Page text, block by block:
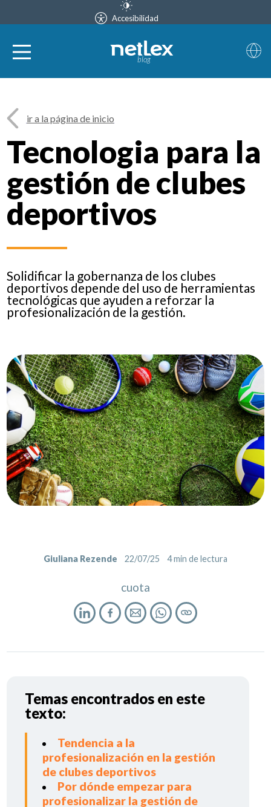
Accesibilidad
blog
ir a la página de inicio
Tecnologia para la
gestión de clubes
deportivos
Solidificar la gobernanza de los clubes
deportivos depende del uso de herramientas
tecnológicas que ayuden a reforzar la
profesionalización de la gestión.
Giuliana Rezende 22/07/25 4min de lectura
cuota
Temas encontrados en este
texto:
Tendencia a la
profesionalización en la gestión
de clubes deportivos
Por dónde empezar para
profesionalizar la gestión de